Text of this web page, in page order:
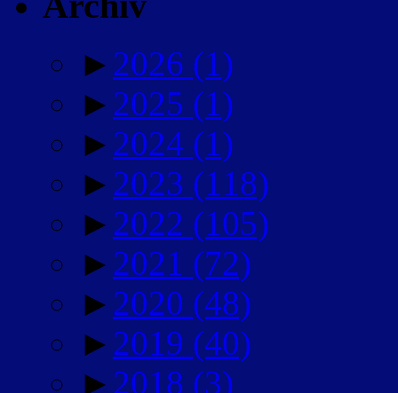
► 2026 (1)
► 2025 (1)
► 2024 (1)
► 2023 (118)
► 2022 (105)
► 2021 (72)
► 2020 (48)
► 2019 (40)
► 2018 (3)